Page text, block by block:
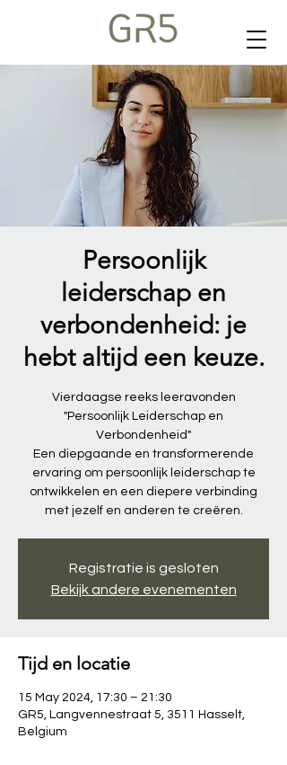
Persoonlijk
leiderschap en
verbondenheid: je
hebt altijd een keuze.
Vierdaagse reeks leeravonden
"Persoonlijk Leiderschap en
Verbondenheid"
Een diepgaande en transformerende
ervaring om persoonlijk leiderschap te
ontwikkelen en een diepere verbinding
met jezelf en anderen te creëren.
Registratie is gesloten
Bekijk andere evenementen
Tijd en locatie
15 May 2024, 17:30 – 21:30
GR5, Langvennestraat 5, 3511 Hasselt,
Belgium